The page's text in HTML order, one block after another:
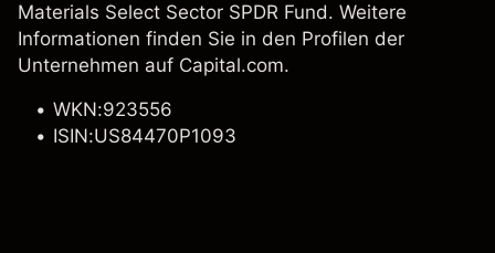
Materials Select Sector SPDR Fund. Weitere
Informationen finden Sie in den Profilen der
Unternehmen auf Capital.com.
WKN:923556
ISIN:US84470P1093